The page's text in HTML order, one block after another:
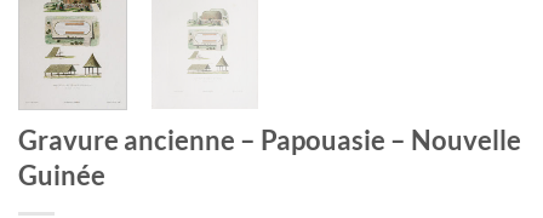
Gravure ancienne – Papouasie – Nouvelle
Guinée